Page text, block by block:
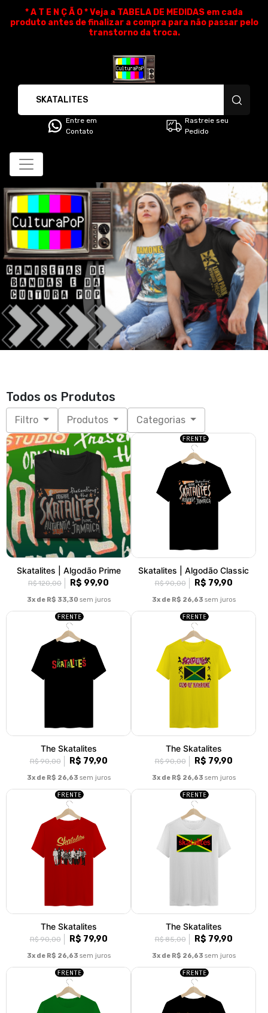
* A T E N Ç Ã O * Veja a TABELA DE MEDIDAS em cada
produto antes de finalizar a compra para não passar pelo
transtorno da troca.
Entre em
Contato
Rastreie seu
Pedido
Todos os Produtos
Filtro Produtos Categorias
Skatalites | Algodão Prime
R$ 120,00 R$ 99,90
3x de R$ 33,30 sem juros
Skatalites | Algodão Classic
R$ 90,00 R$ 79,90
3x de R$ 26,63 sem juros
The Skatalites
R$ 90,00 R$ 79,90
3x de R$ 26,63 sem juros
The Skatalites
R$ 90,00 R$ 79,90
3x de R$ 26,63 sem juros
The Skatalites
R$ 90,00 R$ 79,90
3x de R$ 26,63 sem juros
The Skatalites
R$ 85,00 R$ 79,90
3x de R$ 26,63 sem juros